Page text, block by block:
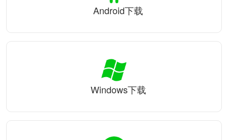
Android下载
Windows下载